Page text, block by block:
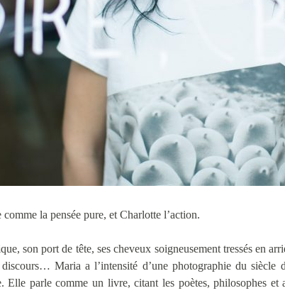
la pensée pure, et Charlotte l’action.
son port de tête, ses cheveux soigneusement tressés en
Maria a l’intensité d’une photographie du siècle
Elle parle comme un livre, citant les poètes, philosophes et